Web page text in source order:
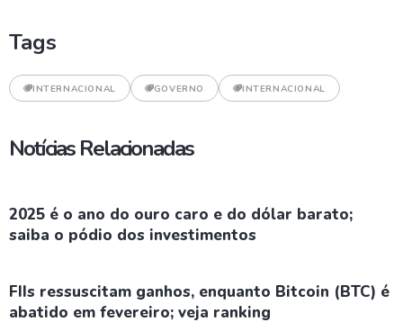
Tags
INTERNACIONAL GOVERNO INTERNACIONAL
Notícias Relacionadas
2025 é o ano do ouro caro e do dólar barato;
saiba o pódio dos investimentos
FIIs ressuscitam ganhos, enquanto Bitcoin (BTC) é
abatido em fevereiro; veja ranking